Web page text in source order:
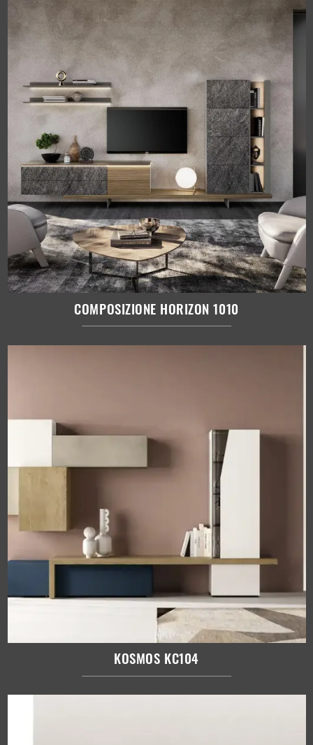
COMPOSIZIONE HORIZON 1010
KOSMOS KC104